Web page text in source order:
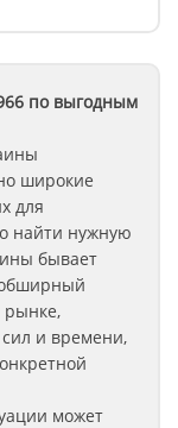
по выгодным
широкие
для
найти нужную
бывает
обширный
и времени,
может